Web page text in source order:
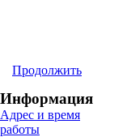
Продолжить
Информация
Адрес и время
работы